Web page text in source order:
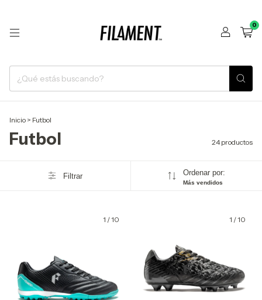
0
Inicio > Futbol
Futbol 24 productos
Filtrar Ordenar por:
Más vendidos
1 /10 1 /10